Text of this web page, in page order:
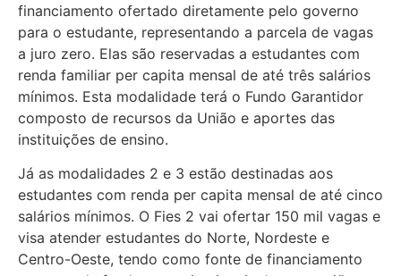
financiamento ofertado diretamente pelo governo
para o estudante, representando a parcela de vagas
a juro zero. Elas são reservadas a estudantes com
renda familiar per capita mensal de até três salários
mínimos. Esta modalidade terá o Fundo Garantidor
composto de recursos da União e aportes das
instituições de ensino.
Já as modalidades 2 e 3 estão destinadas aos
estudantes com renda per capita mensal de até cinco
salários mínimos. O Fies 2 vai ofertar 150 mil vagas e
visa atender estudantes do Norte, Nordeste e
Centro-Oeste, tendo como fonte de financiamento